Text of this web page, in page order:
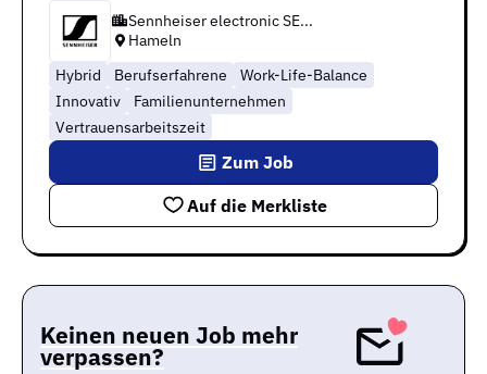
Sennheiser electronic SE...
Hameln
Hybrid
Berufserfahrene
Work-Life-Balance
Innovativ
Familienunternehmen
Vertrauensarbeitszeit
Auf die Merkliste
Zum Job
Keinen neuen Job mehr
verpassen?